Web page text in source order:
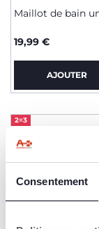
Consentement
Maillot de bain
19,99 €
AJOUTER
2=3